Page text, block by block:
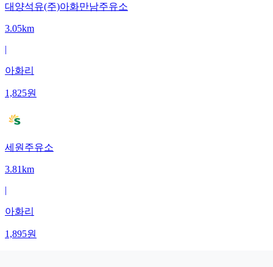
대양석유(주)아화만남주유소
3.05km
|
아화리
1,825원
세원주유소
3.81km
|
아화리
1,895원